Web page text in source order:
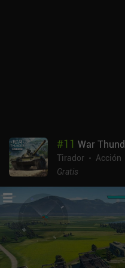
para comprar más oro del
héroe. La monetización
progresar más rápido, pero el
#11 War
Tirador
Acción
Gratis